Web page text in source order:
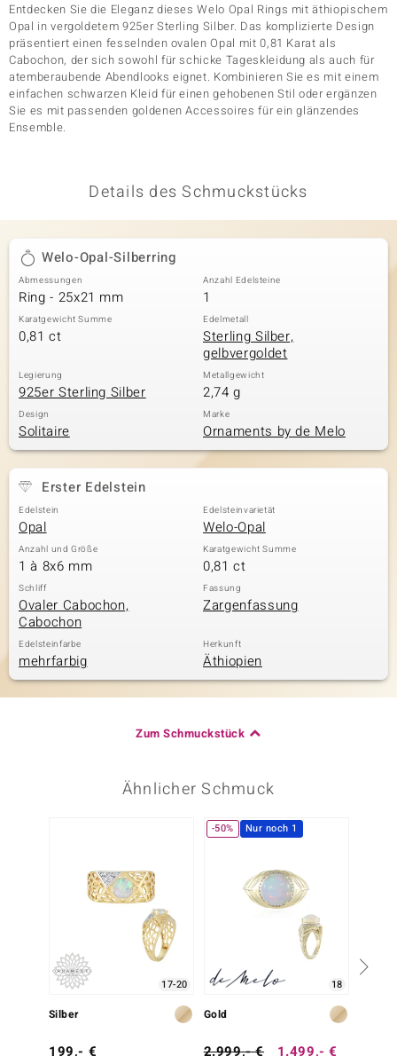
Entdecken Sie die Eleganz dieses Welo Opal Rings mit äthiopischem
Opal in vergoldetem 925er Sterling Silber. Das komplizierte Design
präsentiert einen fesselnden ovalen Opal mit 0,81 Karat als
Cabochon, der sich sowohl für schicke Tageskleidung als auch für
atemberaubende Abendlooks eignet. Kombinieren Sie es mit einem
einfachen schwarzen Kleid für einen gehobenen Stil oder ergänzen
Sie es mit passenden goldenen Accessoires für ein glänzendes
Ensemble.
Details des Schmuckstücks
Welo-Opal-Silberring
Abmessungen
Ring - 25x21 mm
Anzahl Edelsteine
1
Karatgewicht Summe
0,81 ct
Edelmetall
Sterling Silber,
gelbvergoldet
Legierung
925er Sterling Silber
Metallgewicht
2,74 g
Design
Solitaire
Marke
Ornaments by de Melo
Erster Edelstein
Edelstein
Opal
Edelsteinvarietät
Welo-Opal
Anzahl und Größe
1 à 8x6 mm
Karatgewicht Summe
0,81 ct
Schliff
Ovaler Cabochon,
Cabochon
Fassung
Zargenfassung
Edelsteinfarbe
mehrfarbig
Herkunft
Äthiopien
Zum Schmuckstück
Ähnlicher Schmuck
17-20
Silber
199,- €
-50% Nur noch 1
18
Gold
2.999,- € 1.499,- €